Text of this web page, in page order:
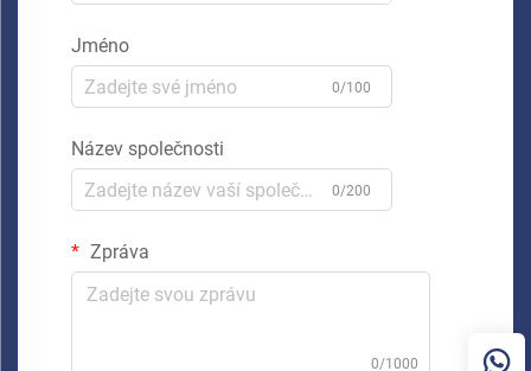
Jméno
0/100
Název společnosti
0/200
Zpráva
0/1000